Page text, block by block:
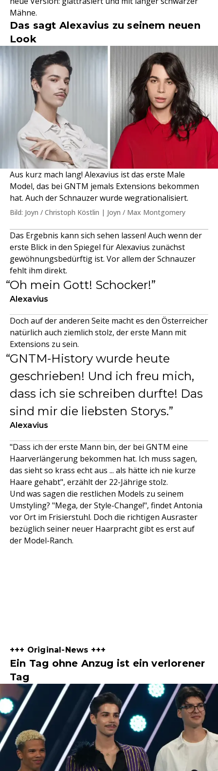
Mähne.
Das sagt Alexavius zu seinem neuen
Look
Aus kurz mach lang! Alexavius ist das erste Male
Model, das bei GNTM jemals Extensions bekommen
hat. Auch der Schnauzer wurde wegrationalisiert.
Bild: Joyn / Christoph Köstlin | Joyn / Max Montgomery
Das Ergebnis kann sich sehen lassen! Auch wenn der
erste Blick in den Spiegel für Alexavius zunächst
gewöhnungsbedürftig ist. Vor allem der Schnauzer
fehlt ihm direkt.
Oh mein Gott! Schocker!
Alexavius
Doch auf der anderen Seite macht es den Österreicher
natürlich auch ziemlich stolz, der erste Mann mit
Extensions zu sein.
GNTM-History wurde heute
geschrieben! Und ich freu mich,
dass ich sie schreiben durfte! Das
sind mir die liebsten Storys.
Alexavius
"Dass ich der erste Mann bin, der bei GNTM eine
Haarverlängerung bekommen hat. Ich muss sagen,
das sieht so krass echt aus ... als hätte ich nie kurze
Haare gehabt", erzählt der 22-Jährige stolz.
Und was sagen die restlichen Models zu seinem
Umstyling? "Mega, der Style-Change!", findet Antonia
vor Ort im Frisierstuhl. Doch die richtigen Ausraster
bezüglich seiner neuer Haarpracht gibt es erst auf
der Model-Ranch.
+++ Original-News +++
Ein Tag ohne Anzug ist ein verlorener
Tag